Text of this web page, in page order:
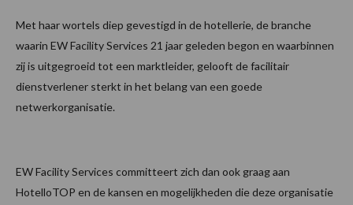
Met haar wortels diep gevestigd in de hotellerie, de branche
waarin EW Facility Services 21 jaar geleden begon en waarbinnen
zij is uitgegroeid tot een marktleider, gelooft de facilitair
dienstverlener sterkt in het belang van een goede
netwerkorganisatie.
EW Facility Services committeert zich dan ook graag aan
HotelloTOP en de kansen en mogelijkheden die deze organisatie